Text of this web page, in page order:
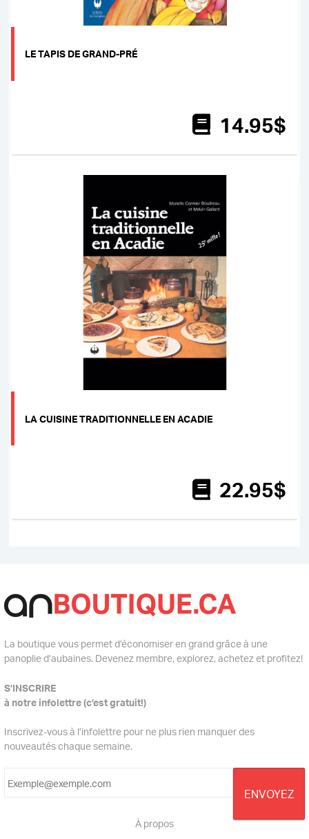
LE TAPIS DE GRAND-PRÉ
14.95$
LA CUISINE TRADITIONNELLE EN ACADIE
22.95$
La boutique vous permet d’économiser en grand grâce à une
panoplie d’aubaines. Devenez membre, explorez, achetez et profitez!
S’INSCRIRE
à notre infolettre (c’est gratuit!)
Inscrivez-vous à l’infolettre pour ne plus rien manquer des
nouveautés chaque semaine.
À propos